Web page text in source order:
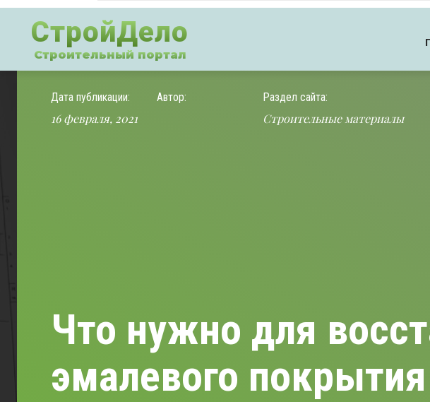
СтройДело
Строительный портал
Что нужно для
эмалевого
Дата публикации:
16 февраля, 2021
Автор: Раздел сайта:
Строительные материалы